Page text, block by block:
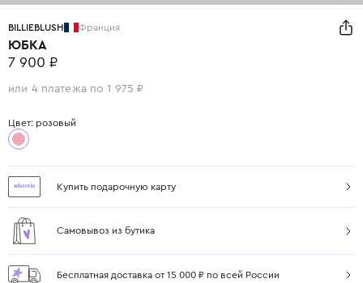
BILLIEBLUSH Франция
ЮБКА
7 900 ₽
или 4 платежа по 1 975 ₽
Цвет: розовый
Купить подарочную карту
Самовывоз из бутика
Бесплатная доставка от 15 000 ₽ по всей России